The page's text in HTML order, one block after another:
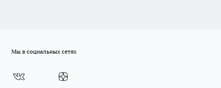
Мы в социальных сетях